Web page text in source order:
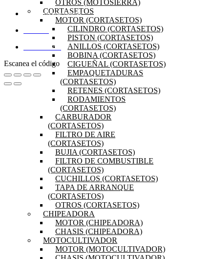
OTROS (MOTOSIERRA)
CORTASETOS
MOTOR (CORTASETOS)
CILINDRO (CORTASETOS)
PISTON (CORTASETOS)
ANILLOS (CORTASETOS)
BOBINA (CORTASETOS)
CIGUEÑAL (CORTASETOS)
EMPAQUETADURAS
(CORTASETOS)
RETENES (CORTASETOS)
RODAMIENTOS
(CORTASETOS)
CARBURADOR
(CORTASETOS)
FILTRO DE AIRE
(CORTASETOS)
BUJIA (CORTASETOS)
FILTRO DE COMBUSTIBLE
(CORTASETOS)
CUCHILLOS (CORTASETOS)
TAPA DE ARRANQUE
(CORTASETOS)
OTROS (CORTASETOS)
CHIPEADORA
MOTOR (CHIPEADORA)
CHASIS (CHIPEADORA)
MOTOCULTIVADOR
MOTOR (MOTOCULTIVADOR)
PREGUNTAS FRECUENTES
DISTRIBUIDORES
Escanea el código